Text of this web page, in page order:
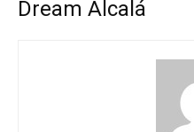
Dream Alcalá